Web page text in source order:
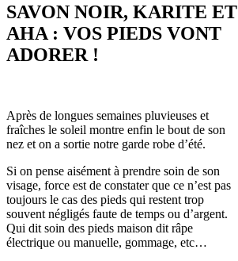
SAVON NOIR, KARITE ET
AHA : VOS PIEDS VONT
ADORER !
Après de longues semaines pluvieuses et
fraîches le soleil montre enfin le bout de son
nez et on a sortie notre garde robe d’été.
Si on pense aisément à prendre soin de son
visage, force est de constater que ce n’est pas
toujours le cas des pieds qui restent trop
souvent négligés faute de temps ou d’argent.
Qui dit soin des pieds maison dit râpe
électrique ou manuelle, gommage, etc…